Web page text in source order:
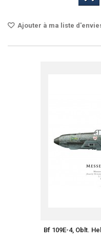
Ajouter à ma liste
Bf 109E-4, Oblt.